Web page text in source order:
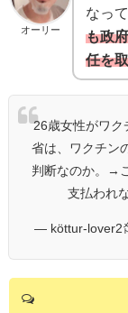
オーリー
なっ
も政
任を
26歳女性がワク
省は、ワクチン
判断なのか。→
支払われ
— köttur-lover2